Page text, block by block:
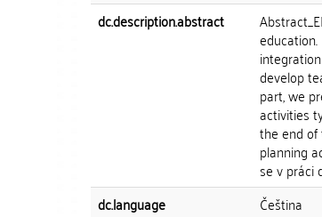
dc.description.abstract
develop
part, we
activities
the end
planning
se v práci
dc.language Čeština